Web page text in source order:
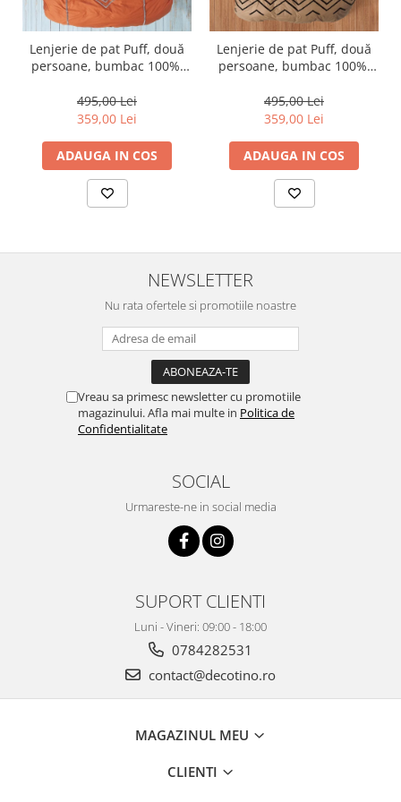
Lenjerie de pat Puff, două
persoane, bumbac 100%,
495,00 Lei
359,00 Lei
ADAUGA IN COS
Lenjerie de pat Puff, două
persoane, bumbac 100%,
495,00 Lei
359,00 Lei
ADAUGA IN COS
NEWSLETTER
Nu rata ofertele si promotiile noastre
Vreau sa primesc newsletter cu promotiile
magazinului. Afla mai multe in Politica de
Confidentialitate
SOCIAL
Urmareste-ne in social media
SUPORT CLIENTI
Luni - Vineri: 09:00 - 18:00
0784282531
contact@decotino.ro
MAGAZINUL MEU
CLIENTI